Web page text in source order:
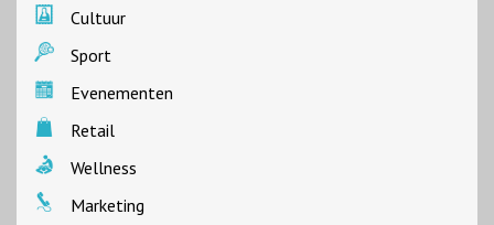
Cultuur
Sport
Evenementen
Retail
Wellness
Marketing